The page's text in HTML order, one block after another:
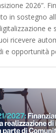
2026”.
in sostegno
e
ricevere
e opportunità